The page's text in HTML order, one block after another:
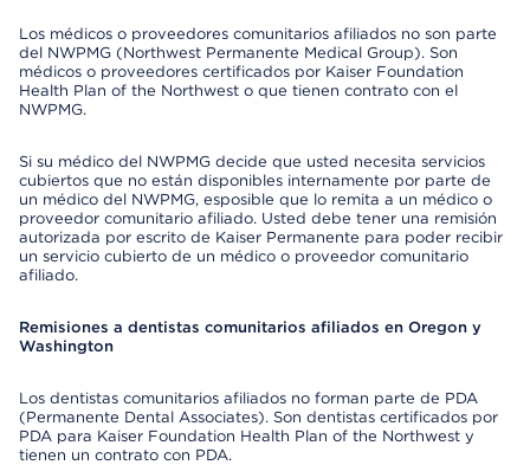
Los médicos o proveedores comunitarios afiliados no son parte
del NWPMG (Northwest Permanente Medical Group). Son
médicos o proveedores certificados por Kaiser Foundation
Health Plan of the Northwest o que tienen contrato con el
NWPMG.
Si su médico del NWPMG decide que usted necesita servicios
cubiertos que no están disponibles internamente por parte de
un médico del NWPMG, esposible que lo remita a un médico o
proveedor comunitario afiliado. Usted debe tener una remisión
autorizada por escrito de Kaiser Permanente para poder recibir
un servicio cubierto de un médico o proveedor comunitario
afiliado.
Remisiones a dentistas comunitarios afiliados en Oregon y
Washington
Los dentistas comunitarios afiliados no forman parte de PDA
(Permanente Dental Associates). Son dentistas certificados por
PDA para Kaiser Foundation Health Plan of the Northwest y
tienen un contrato con PDA.